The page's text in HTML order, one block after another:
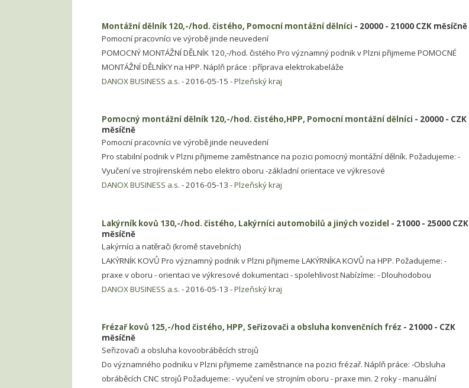
Montážní dělník 120,-/hod. čistého, Pomocní montážní dělníci - 20000 - 21000 CZK měsíčně
Pomocní pracovníci ve výrobě jinde neuvedení
POMOCNÝ MONTÁŽNÍ DĚLNÍK 120,-/hod. čistého Pro významný podnik v Plzni přijmeme POMOCNÉ
MONTÁŽNÍ DĚLNÍKY na HPP. Náplň práce : příprava elektrokabeláže
DANOX BUSINESS a.s. - 2016-05-15 -Plzeňský kraj
Pomocný montážní dělník 120,-/hod. čistého,HPP, Pomocní montážní dělníci - 20000 - CZK
měsíčně
Pomocní pracovníci ve výrobě jinde neuvedení
Pro stabilní podnik v Plzni přijmeme zaměstnance na pozici pomocný montážní dělník. Požadujeme: -
Vyučení ve strojírenském nebo elektro oboru -základní orientace ve výkresové
DANOX BUSINESS a.s. - 2016-05-13 -Plzeňský kraj
Lakýrník kovů 130,-/hod. čistého, Lakýrníci automobilů a jiných vozidel - 21000 - 25000 CZK
měsíčně
Lakýrníci a natěrači (kromě stavebních)
LAKÝRNÍK KOVŮ Pro významný podnik v Plzni přijmeme LAKÝRNÍKA KOVŮ na HPP. Požadujeme: -
praxe v oboru - orientaci ve výkresové dokumentaci - spolehlivost Nabízíme: - Dlouhodobou
DANOX BUSINESS a.s. - 2016-05-13 -Plzeňský kraj
Frézař kovů 125,-/hod čistého, HPP, Seřizovači a obsluha konvenčních fréz - 21000 - CZK
měsíčně
Seřizovači a obsluha kovoobráběcích strojů
Do významného podniku v Plzni přijmeme zaměstnance na pozici frézař. Náplň práce: -Obsluha
obráběcích CNC strojů Požadujeme: - vyučení ve strojním oboru - praxe min. 2 roky - manuální